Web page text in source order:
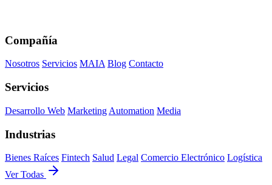
Compañía
Nosotros Servicios MAIA Blog Contacto
Servicios
Desarrollo Web Marketing Automation Media
Industrias
Bienes Raíces Fintech Salud Legal Comercio Electrónico Logística
Ver Todas